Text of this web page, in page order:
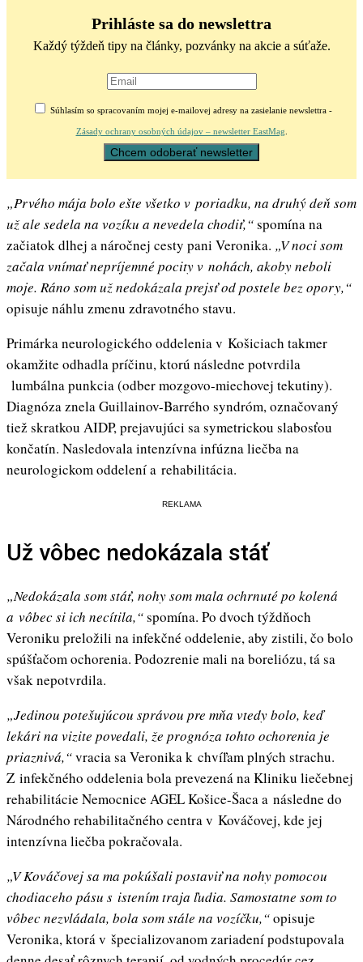
Prihláste sa do newslettra
Každý týždeň tipy na články, pozvánky na akcie a súťaže.
Súhlasím so spracovaním mojej e-mailovej adresy na zasielanie newslettra -
Zásady ochrany osobných údajov – newsletter EastMag
„Prvého mája bolo ešte všetko v poriadku, na druhý deň som
už ale sedela na vozíku a nevedela chodiť,“spomína na
začiatok dlhej a náročnej cesty pani Veronika. „V noci som
začala vnímať nepríjemné pocity v nohách, akoby neboli
moje. Ráno som už nedokázala prejsť od postele bez opory,“
opisuje náhlu zmenu zdravotného stavu.
Primárka neurologického oddelenia v Košiciach takmer
okamžite odhadla príčinu, ktorú následne potvrdila
lumbálna punkcia (odber mozgovo-miechovej tekutiny).
Diagnóza znela Guillainov-Barrého syndróm, označovaný
tiež skratkou AIDP, prejavujúci sa symetrickou slabosťou
končatín. Nasledovala intenzívna infúzna liečba na
neurologickom oddelení a rehabilitácia.
REKLAMA
Už vôbec nedokázala stáť
„Nedokázala som stáť, nohy som mala ochrnuté po kolená
a vôbec si ich necítila,“spomína. Po dvoch týždňoch
Veroniku preložili na infekčné oddelenie, aby zistili, čo bolo
spúšťačom ochorenia. Podozrenie mali na boreliózu, tá sa
však nepotvrdila.
„Jedinou potešujúcou správou pre mňa vtedy bolo, keď
lekári na vizite povedali, že prognóza tohto ochorenia je
priaznivá,“vracia sa Veronika k chvíľam plných strachu.
Z infekčného oddelenia bola prevezená na Kliniku liečebnej
rehabilitácie Nemocnice AGEL Košice-Šaca a následne do
Národného rehabilitačného centra v Kováčovej, kde jej
intenzívna liečba pokračovala.
„V Kováčovej sa ma pokúšali postaviť na nohy pomocou
chodiaceho pásu s istením traja ľudia. Samostatne som to
vôbec nezvládala, bola som stále na vozíčku,“opisuje
Veronika, ktorá v špecializovanom zariadení podstupovala